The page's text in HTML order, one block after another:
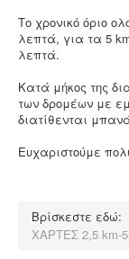
Το χρονικό όριο
λεπτά, για τα 5
λεπτά.
Κατά μήκος της
των δρομέων με
διατίθενται
Ευχαριστούμε
Βρίσκεστε εδώ:
ΧΑΡΤΕΣ 2,5 km-